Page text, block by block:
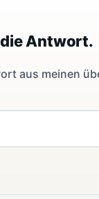
die Antwort.
aus meinen